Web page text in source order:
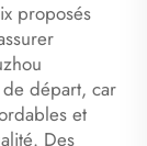
proposés
départ, car
et
Des